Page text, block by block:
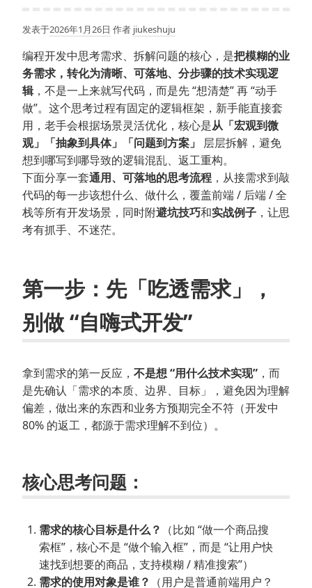
发表于2026年1月26日 作者 jiukeshuju
编程开发中思考需求、拆解问题的核心，是把模糊的业
务需求，转化为清晰、可落地、分步骤的技术实现逻
辑，不是一上来就写代码，而是先 “想清楚” 再 “动手
做”。这个思考过程有固定的逻辑框架，新手能直接套
用，老手会根据场景灵活优化，核心是从「宏观到微
观」「抽象到具体」「问题到方案」
层层拆解，避免
想到哪写到哪导致的逻辑混乱、返工重构。
下面分享一套通用、可落地的思考流程 ，从接需求到敲
代码的每一步该想什么、做什么，覆盖前端 / 后端 / 全
栈等所有开发场景，同时附避坑技巧和实战例子 ，让思
考有抓手、不迷茫。
第一步：先「吃透需求」，
别做 “自嗨式开发”
拿到需求的第一反应， 不是想 “用什么技术实现” ，而
是先确认「需求的本质、边界、目标」，避免因为理解
偏差，做出来的东西和业务方预期完全不符（开发中
80% 的返工，都源于需求理解不到位）。
核心思考问题：
需求的核心目标是什么？ （比如 “做一个商品搜
索框”，核心不是 “做个输入框”，而是 “让用户快
速找到想要的商品，支持模糊 / 精准搜索”）
需求的使用对象是谁？ （用户是普通前端用户？